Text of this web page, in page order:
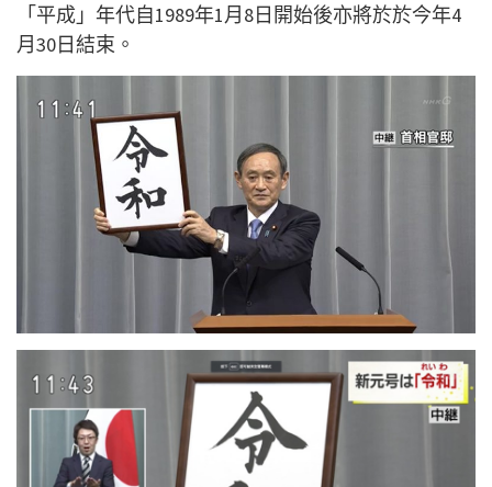
「平成」年代自1989年1月8日開始後亦將於於今年4
月30日結束。